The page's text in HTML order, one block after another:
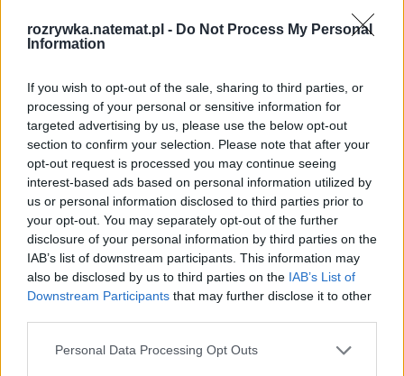
rozrywka.natemat.pl - Do Not Process My Personal
Information
If you wish to opt-out of the sale, sharing to third parties, or
processing of your personal or sensitive information for
targeted advertising by us, please use the below opt-out
section to confirm your selection. Please note that after your
opt-out request is processed you may continue seeing
interest-based ads based on personal information utilized by
us or personal information disclosed to third parties prior to
your opt-out. You may separately opt-out of the further
disclosure of your personal information by third parties on the
IAB’s list of downstream participants. This information may
also be disclosed by us to third parties on the IAB’s List of
Downstream Participants that may further disclose it to other
Personal Data Processing Opt Outs
Nettles, ale Garmunda jestem skłonna poświęcić
za Gwayne'a.
Nadmieńmy, iż Fox zasugerował w wywiadzie z
portalem ScreenRant, że to, co showrunner i
scenarzystka Sara Hess zaplanowali dla jego postaci,
powinno być miłym zaskoczeniem dla widzów.
Nie przegap żadnej ważnej wiadomości i
obserwuj nas w Google News!
Więcej:
Seriale Telewizja Gra o Tron Aktorzy HBO
popkultura HBO Max Ród smoka